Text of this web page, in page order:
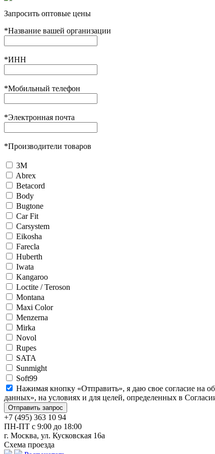
Запросить оптовые цены
*Название вашей организации
*ИНН
*Мобильный телефон
*Электронная почта
*Производители товаров
3М
Abrex
Betacord
Body
Bugtone
Car Fit
Carsystem
Eikosha
Farecla
Huberth
Iwata
Kangaroo
Loctite / Teroson
Montana
Maxi Color
Menzerna
Mirka
Novol
Rupes
SATA
Sunmight
Soft99
Нажимая кнопку «Отправить», я даю свое согласие на
данных», на условиях и для целей, определенных в
+7 (495) 363 10 94
ПН-ПТ с 9:00 до 18:00
г. Москва, ул. Кусковская 16а
Схема проезда